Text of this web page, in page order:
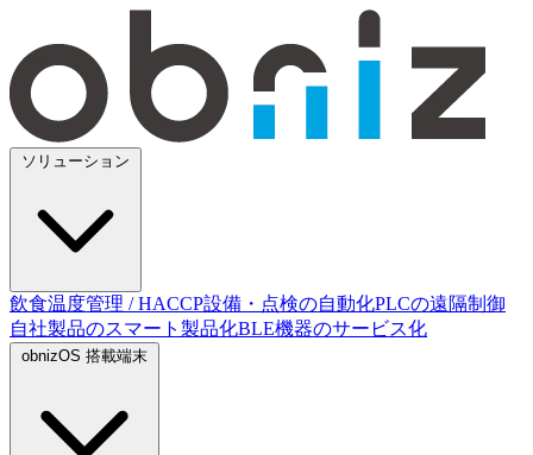
飲食温度管理 / HACCP設備・点検の自動化PLCの遠隔制御
自社製品のスマート製品化BLE機器のサービス化